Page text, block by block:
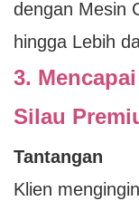
3.
Silau
Tantangan
Klien